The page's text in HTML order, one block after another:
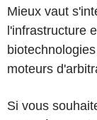
Mieux vaut
l'infrastructure
moteurs
Si vous